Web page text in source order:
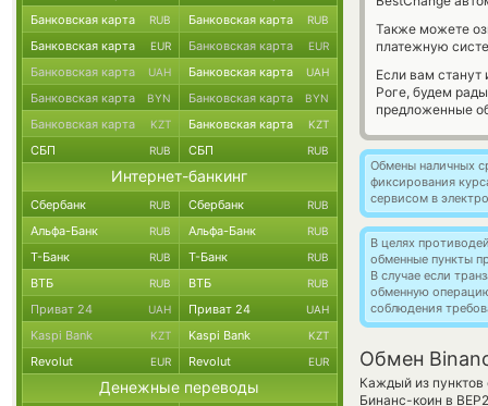
Также можете
платежную
Если вам
Роге, будем
предложенные
Обмены наличных
фиксирования
сервисом в
В целях
обменные пункты
В случае если
обменную
соблюдения
Обмен
Каждый из пунктов
Бинанс-коин в
Банковская карта RUB Банковская карта RUB
Банковская карта EUR Банковская карта EUR
Банковская карта UAH Банковская карта UAH
Банковская карта BYN Банковская карта BYN
Банковская карта KZT Банковская карта KZT
СБП RUB СБП RUB
Интернет-банкинг
Сбербанк RUB Сбербанк RUB
Альфа-Банк RUB Альфа-Банк RUB
Т-Банк RUB Т-Банк RUB
ВТБ RUB ВТБ RUB
Приват 24 UAH Приват 24 UAH
Kaspi Bank KZT Kaspi Bank KZT
Revolut EUR Revolut EUR
Денежные переводы